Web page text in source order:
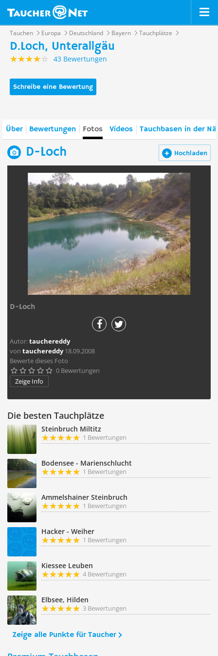
Tauchen Europa Deutschland Bayern Tauchplätze
D.Loch, Unterallgäu
43 Bewertungen
Schreibe eine Bewertung
Über Bewertungen Fotos Videos Tauchbasen in der
Hochladen
D-Loch
D-Loch
Autor:tauchereddy
von tauchereddy18.09.2008
Bewerte dieses Foto
     0 Bewertungen
Zeige Info
Die besten Tauchplätze
Steinbruch Miltitz
1 Bewertungen
Bodensee - Marienschlucht
1 Bewertungen
Ammelshainer Steinbruch
1 Bewertungen
Hacker - Weiher
1 Bewertungen
Kiessee Leuben
4 Bewertungen
Elbsee, Hilden
3 Bewertungen
Zeige alle Punkte für Taucher